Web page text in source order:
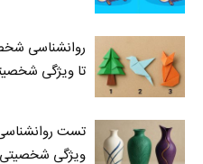
روانشناسی
تا ویژگی
تست
ویژگی شخصیتی